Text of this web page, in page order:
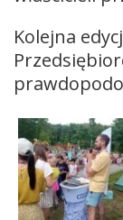
Kolejna